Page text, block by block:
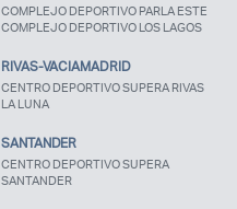
COMPLEJO DEPORTIVO PARLA ESTE
COMPLEJO DEPORTIVO LOS LAGOS
RIVAS-VACIAMADRID
CENTRO DEPORTIVO SUPERA RIVAS
LA LUNA
SANTANDER
CENTRO DEPORTIVO SUPERA
SANTANDER